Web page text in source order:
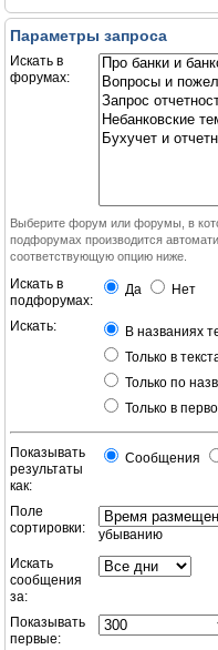
Параметры запроса
Искать в
форумах:
Выберите форум или форумы, в
подфорумах производится
соответствующую опцию ниже.
Искать в
подфорумах:
Да Нет
Искать:
В названиях
Только в
Только по
Только в
Показывать
результаты
как:
Сообщения
Поле
сортировки:
убыванию
Искать
сообщения
за:
Показывать
первые: